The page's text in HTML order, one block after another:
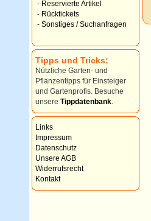
- Reservierte Artikel
- Rücktickets
- Sonstiges / Suchanfragen
Tipps und Tricks:
Nützliche Garten- und
Pflanzentipps für Einsteiger
und Gartenprofis. Besuche
unsere Tippdatenbank
Links
Impressum
Datenschutz
Unsere AGB
Widerrufsrecht
Kontakt